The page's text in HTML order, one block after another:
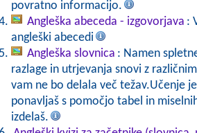
povratno informacijo.
Angleška abeceda - izgovorjava :
angleški abecedi
Angleška slovnica : Namen
razlage in utrjevanja snovi z
vam ne bo delala več težav.Učenje
ponavljaš s pomočjo tabel in
izdelaš.